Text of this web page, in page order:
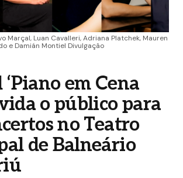
Marçal, Luan Cavalleri, Adriana Platchek, Mauren
e Damián Montiel Divulgação
em Cena
o público para
no Teatro
de Balneário